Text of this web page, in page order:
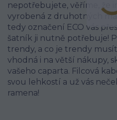
nepotřebujete, věříme, že
vyrobená z druhotných
tedy označení ECO vás
šatník ji nutně potřebuje!
trendy, a co je trendy
vhodná i na větší nákupy,
vašeho caparta. Filcová
svou lehkostí a už vás
ramena!